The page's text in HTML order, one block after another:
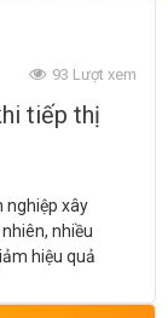
93 Lượt xem
tiếp thị
nghiệp xây
nhiều
hiệu quả
chiến lược